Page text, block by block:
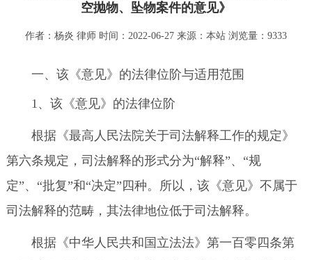
空抛物、坠物案件的意见》
作者：杨炎 律师 时间：2022-06-27 来源： 本站浏览量：9333
一、该《意见》的法律位阶与适用范围
1、该《意见》的法律位阶
根据《最高人民法院关于司法解释工作的规定》
第六条规定，司法解释的形式分为“解释”、“规
定”、“批复”和“决定”四种。所以，该《意见》不属于
司法解释的范畴，其法律地位低于司法解释。
根据《中华人民共和国立法法》第一百零四条第